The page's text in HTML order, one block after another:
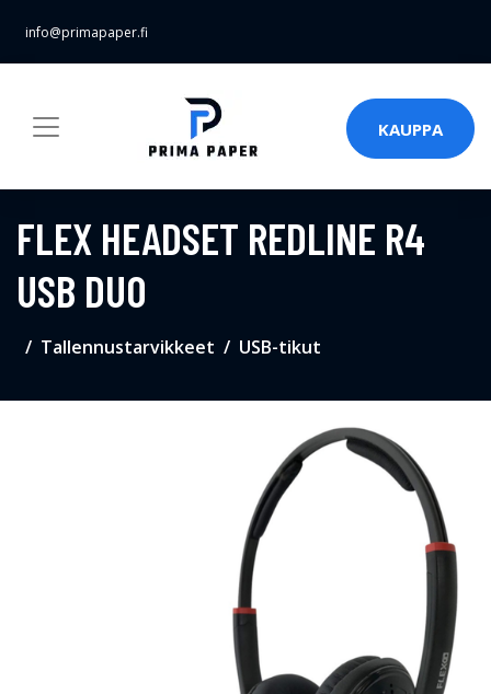
info@primapaper.fi
KAUPPA
FLEX HEADSET REDLINE R4
USB DUO
Tallennustarvikkeet USB-tikut